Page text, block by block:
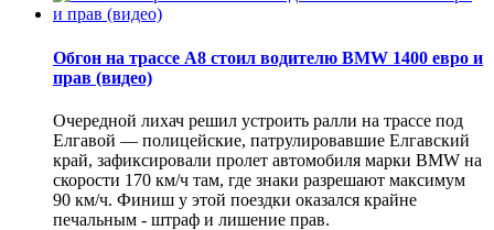
Обгон на трассе А8 стоил водителю BMW 1400 евро и
прав (видео)
Очередной лихач решил устроить ралли на трассе под
Елгавой — полицейские, патрулировавшие Елгавский
край, зафиксировали пролет автомобиля марки BMW на
скорости 170 км/ч там, где знаки разрешают максимум
90 км/ч. Финиш у этой поездки оказался крайне
печальным - штраф и лишение прав.